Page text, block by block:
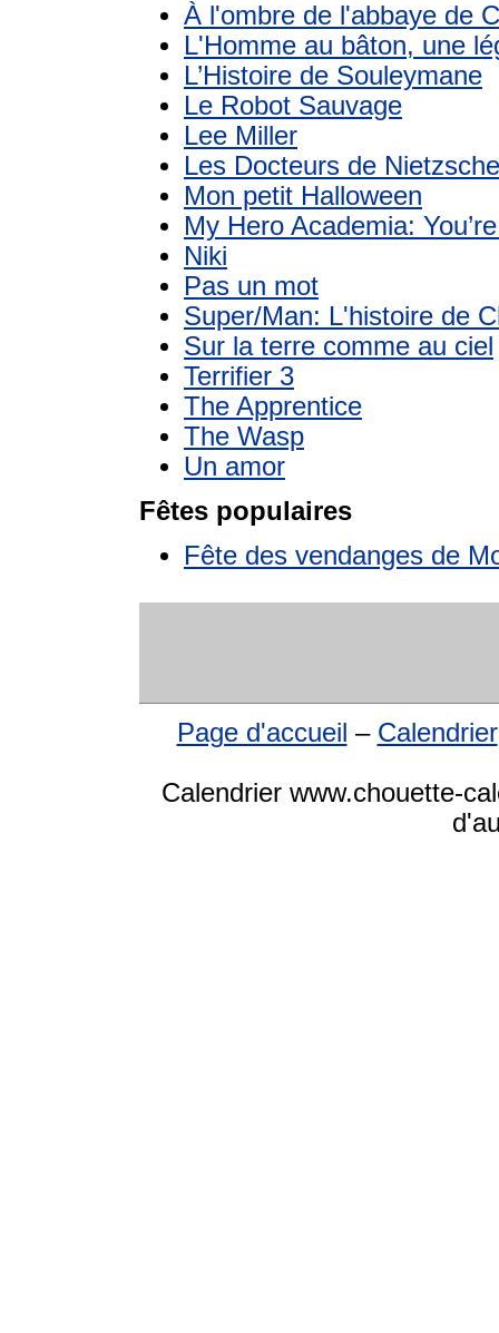
À l'ombre de l'abbaye de
L'Homme au bâton, une
L’Histoire de Souleymane
Le Robot Sauvage
Lee Miller
Les Docteurs de Nietzsche
Mon petit Halloween
My Hero Academia:
Niki
Pas un mot
Super/Man: L'histoire de
Sur la terre comme au ciel
Terrifier 3
The Apprentice
The Wasp
Un amor
Fêtes populaires
Fête des vendanges de
Page d'accueil – Calendrier
Calendrier www.chouette-